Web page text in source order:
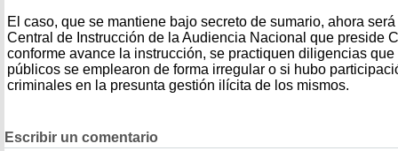
El caso, que se mantiene bajo secreto de sumario, ahora
Central de Instrucción de la Audiencia Nacional que preside
conforme avance la instrucción, se practiquen diligencias
públicos se emplearon de forma irregular o si hubo
criminales en la presunta gestión ilícita de los mismos.
Escribir un comentario